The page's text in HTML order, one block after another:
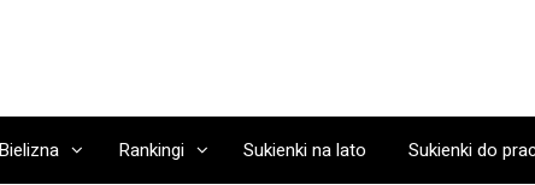
Bielizna Rankingi Sukienki na lato Sukienki do